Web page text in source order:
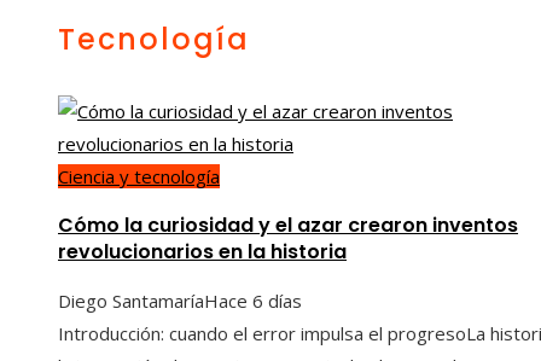
Tecnología
Ciencia y tecnología
Cómo la curiosidad y el azar crearon inventos
revolucionarios en la historia
Diego SantamaríaHace 6 días
Introducción: cuando el error impulsa el progresoLa